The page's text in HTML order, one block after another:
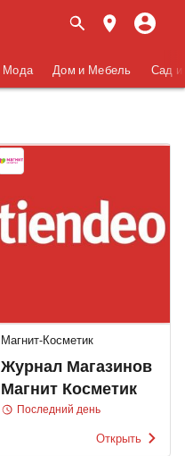
Мода Дом и Мебель Сад и
Магнит-Косметик
Журнал Магазинов
Магнит Косметик
Последний день
Открыть